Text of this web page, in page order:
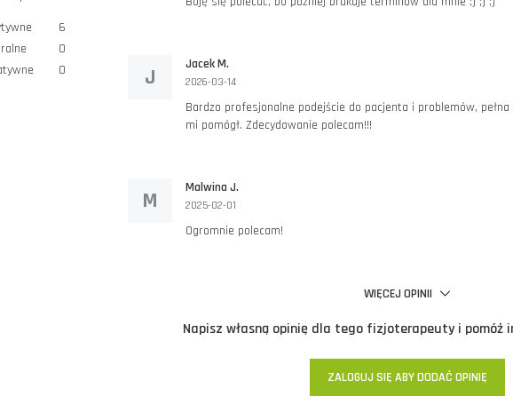
6
0
0 J Jacek M.
2026-03-14
Bardzo profesjonalne podejście do pacjenta i problemów,
mi pomógł. Zdecydowanie polecam!!!
M Malwina J.
2025-02-01
Ogromnie polecam!
WIĘCEJ OPINII
Napisz własną opinię dla tego fizjoterapeuty i pomóż
ZALOGUJ SIĘ ABY DODAĆ OPINIĘ